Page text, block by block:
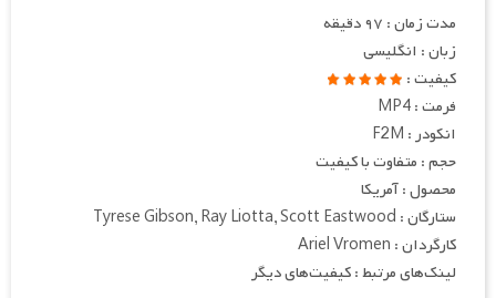
مدت زمان : ۹۷ دقیقه
زبان : انگلیسی
کیفیت :
فرمت : MP4
انکودر : F2M
حجم : متفاوت با کیفیت
محصول : آمریکا
ستارگان : Tyrese Gibson, Ray Liotta, Scott Eastwood
کارگردان : Ariel Vromen
لینک‌های مرتبط : کیفیت‌های دیگر